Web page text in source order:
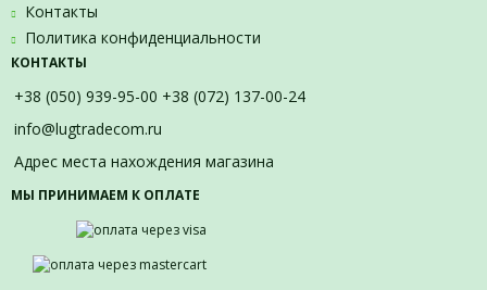
Контакты
Политика конфиденциальности
КОНТАКТЫ
+38 (050) 939-95-00 +38 (072) 137-00-24
info@lugtradecom.ru
Адрес места нахождения магазина
МЫ ПРИНИМАЕМ К ОПЛАТЕ